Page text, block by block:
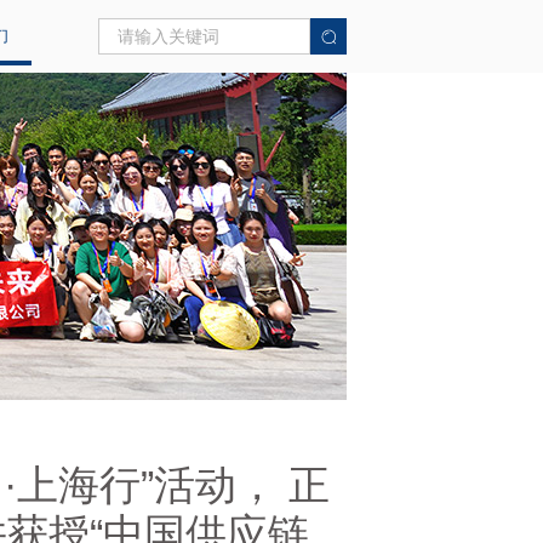
上海行”活动， 正
授“中国供应链